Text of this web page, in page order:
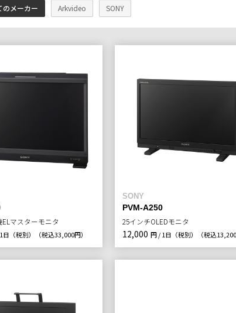
のメーカー
Arkvideo SONY
マスターモニタ
日（税別） （税込33,000円）
SONY
PVM-A250
25インチOLEDモニタ
12,000 円 / 1日（税別） （税込13,200